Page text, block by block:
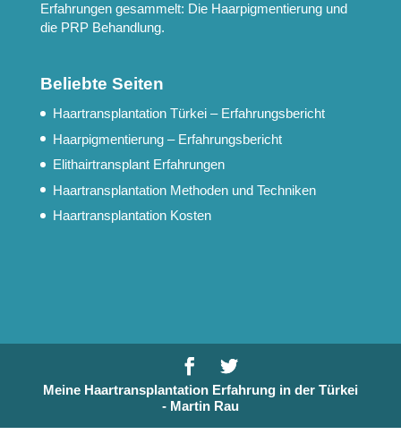
Erfahrungen gesammelt: Die Haarpigmentierungund
die PRP Behandlung.
Beliebte Seiten
Haartransplantation Türkei – Erfahrungsbericht
Haarpigmentierung – Erfahrungsbericht
Elithairtransplant Erfahrungen
Haartransplantation Methoden und Techniken
Haartransplantation Kosten
Meine Haartransplantation Erfahrung in der Türkei
- Martin Rau